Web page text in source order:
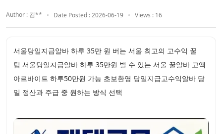
Author : 김** Date Posted : 2026-06-19 Views : 16
서울당일지급알바 하루 35만 원 버는 서울 최고의 고수익 꿀
팁 서울당일지급알바 하루 35만원 벌 수 있는 서울 꿀알바 고액
아르바이트 하루50만원 가능 초보환영 당일지급고수익알바 당
일 정산과 주급 중 원하는 방식 선택